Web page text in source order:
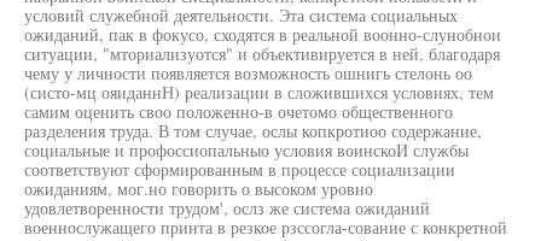
условий служебной деятельности. Эта система социальных
ожиданий, пак в фокусо, сходятся в реальной воонно-слунобнои
ситуации, "мториализуотся" и объективируется в ней, благодаря
чему у личности появляется возможность ошнигь стелонь оо
(систо-мц ояиданнН) реализации в сложившихся условиях, тем
самим оценить своо положенно-в очетомо общественного
разделения труда. В том случае, ослы копкротиоо содержание,
социальные и профоссиопальныо условия воинскоИ службы
соответствуют сформированным в процессе социализации
ожиданиям, мог.но говорить о высоком уровно
удовлетворенности трудом', ослз же система ожиданий
военнослужащего принта в резкое рзссогла-сование с конкретной